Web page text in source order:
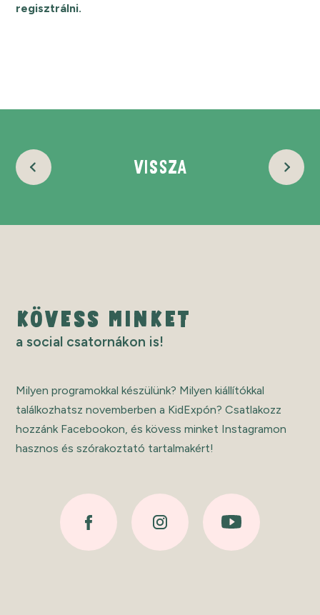
regisztrálni.
VISSZA
KÖVESS MINKET
a social csatornákon is!
Milyen programokkal készülünk? Milyen kiállítókkal
találkozhatsz novemberben a KidExpón? Csatlakozz
hozzánk Facebookon, és kövess minket Instagramon
hasznos és szórakoztató tartalmakért!